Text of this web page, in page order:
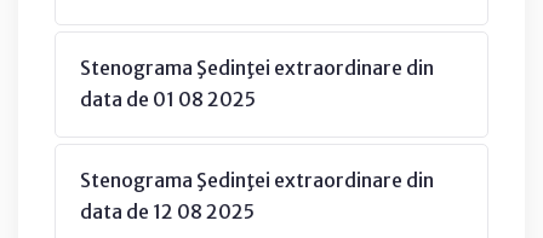
Stenograma Şedinţei extraordinare din
data de 01 08 2025
Stenograma Şedinţei extraordinare din
data de 12 08 2025